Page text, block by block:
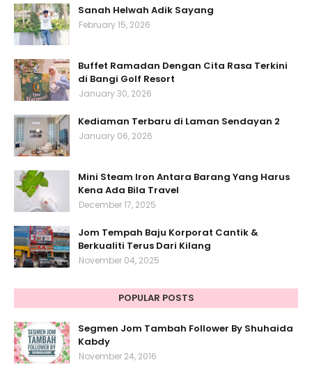
Sanah Helwah Adik Sayang
February 15, 2026
Buffet Ramadan Dengan Cita Rasa Terkini
di Bangi Golf Resort
January 30, 2026
Kediaman Terbaru di Laman Sendayan 2
January 06, 2026
Mini Steam Iron Antara Barang Yang Harus
Kena Ada Bila Travel
December 17, 2025
Jom Tempah Baju Korporat Cantik &
Berkualiti Terus Dari Kilang
November 04, 2025
POPULAR POSTS
Segmen Jom Tambah Follower By Shuhaida
Kabdy
November 24, 2016